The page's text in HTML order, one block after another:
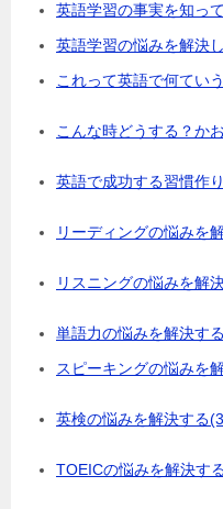
英語学習の事実を知っ
英語学習の悩みを解決
これって英語で何てい
こんな時どうする？か
英語で成功する習慣作り
リーディングの悩みを
リスニングの悩みを解
単語力の悩みを解決する
スピーキングの悩みを
英検の悩みを解決する
TOEICの悩みを解決す